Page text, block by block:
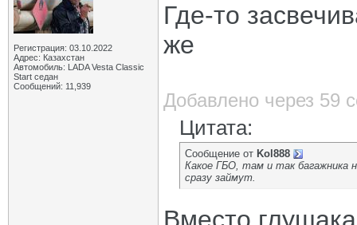
Регистрация: 03.10.2022
Адрес: Казахстан
Автомобиль: LADA Vesta Classic
Start седан
Сообщений: 11,939
Где-то
же
Добавлено через 59
Цитата:
Сообщение от Kol888
Какое ГБО, там и так багажника
сразу займут.